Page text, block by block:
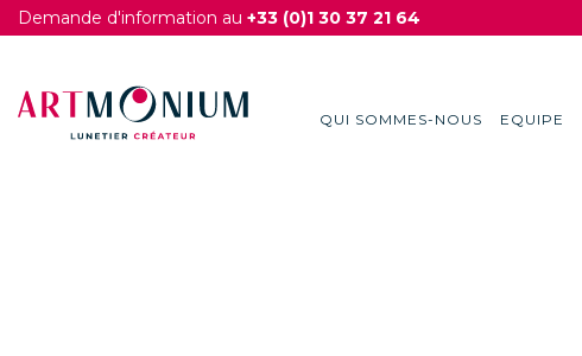
Demande d'information au +33 (0)1 30 37 21 64
QUI SOMMES-NOUS EQUIPE